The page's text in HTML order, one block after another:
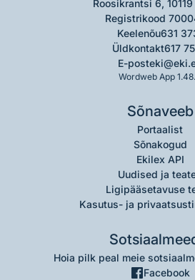
Roosikrantsi 6,
Registrikood
Keelenõu631
Üldkontakt617
E-post
Wordweb App
Sõnaveeb
Portaalist
Sõnakogud
Ekilex API
Uudised ja
Ligipääsetavuse
Kasutus- ja
Hoia pilk peal meie
Facebook